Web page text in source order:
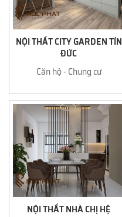
NỘI THẤT CITY GARDEN TÍN
ĐỨC
Căn hộ - Chung cư
NỘI THẤT NHÀ CHỊ HỆ